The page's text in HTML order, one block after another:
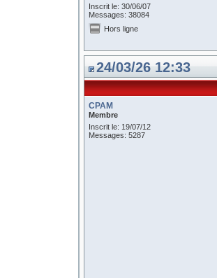
Inscrit le: 30/06/07
Messages: 38084
Hors ligne
24/03/26 12:33
CPAM
Membre
Inscrit le: 19/07/12
Messages: 5287